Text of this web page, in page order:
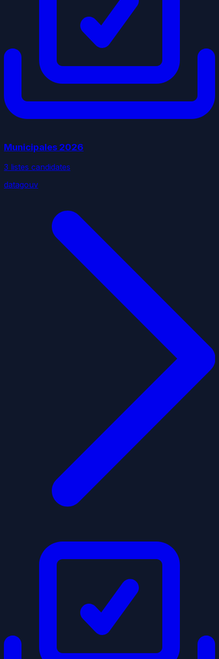
Municipales 2026
3 listes candidates
datagouv